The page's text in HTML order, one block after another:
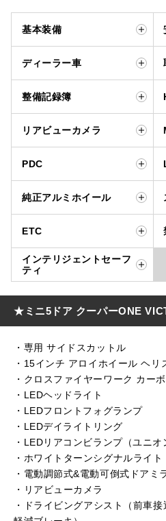
基本装備
ディーラー車
整備記録簿
リアビューカメラ
PDC
純正アルミホイール
ETC
インテリジェントセーフ
ティ
★ミニ5ドア クーパーONE
・専用 サイドスカットル
・15インチ アロイホイール ヘリ
・クロスファイヤーワーク カー
・LEDヘッドライト
・LEDフロントフォグランプ
・LEDデイライトリング
・LEDリアコンビランプ（ユニオ
・ホワイトターンシグナルライト
・電動調節式&電動可倒式ドアミ
・リアビューカメラ
・ドライビングアシスト（前車